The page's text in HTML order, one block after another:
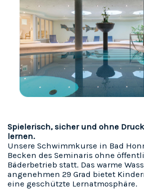
Spielerisch, sicher und ohne
lernen.
Unsere Schwimmkurse in Bad
Becken des Seminaris ohne
Bäderbetrieb statt. Das warme
angenehmen 29 Grad bietet
eine geschützte Lernatmosphäre.